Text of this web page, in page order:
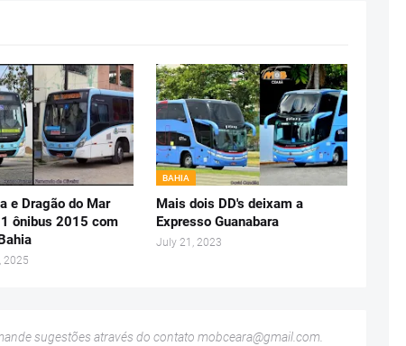
e Dragão do Mar
ônibus 2015 com
2025
BAHIA
Mais dois DD's deixam a
Expresso Guanabara
July 21, 2023
sugestões através do contato mobceara@gmail.com.